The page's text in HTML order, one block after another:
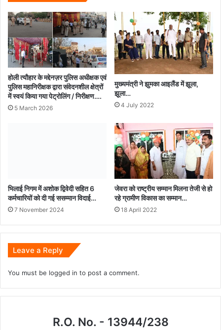
गडकरी
से
सांसद
बृजमोहन
अग्रवाल...
होली त्यौहार के मद्देनज़र पुलिस अधीक्षक एवं
पुलिस महानिरीक्षक द्वारा संवेदनशील क्षेत्रों
में स्वयं किया गया पेट्रोलिंग / निरीक्षण….
5 March 2026
मुख्यमंत्री ने झुमका आइलैंड में झूला,
झूला…
4 July 2022
भिलाई निगम में अशोक द्विवेदी सहित 6
कर्मचारियों को दी गई ससम्मान विदाई…
7 November 2024
जेवरा को राष्ट्रीय सम्मान मिलना तेजी से हो
रहे ग्रामीण विकास का सम्मान…
18 April 2022
Leave a Reply
You must be logged in to post a comment.
R.O. No. - 13944/238